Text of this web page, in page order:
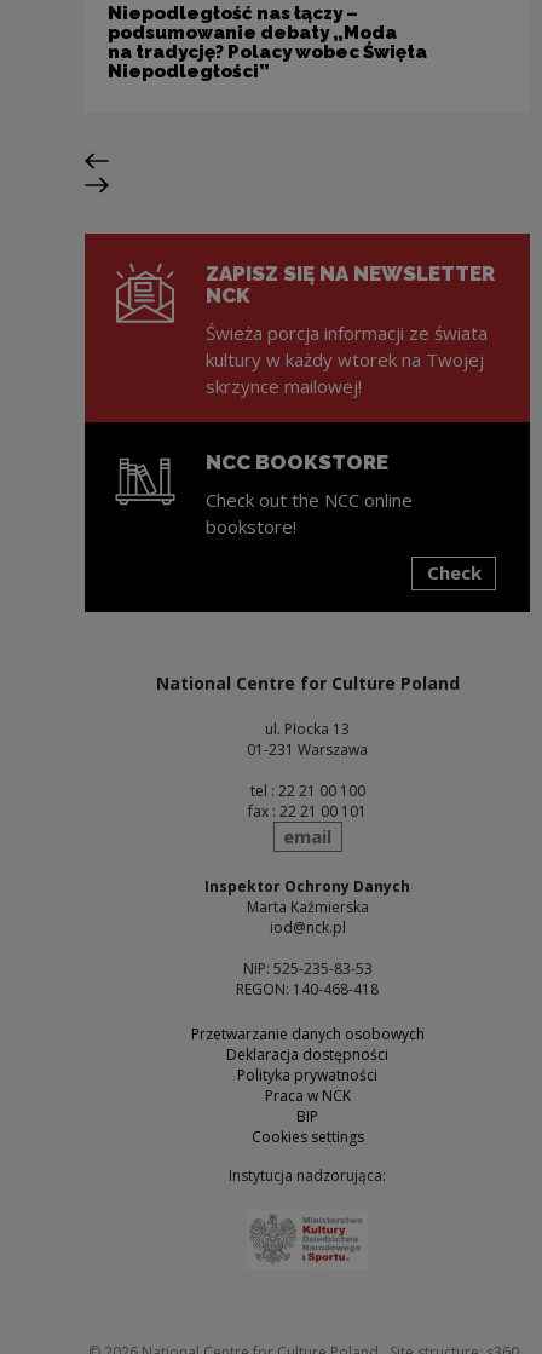
Niepodległość nas łączy –
podsumowanie debaty „Moda
na tradycję? Polacy wobec Święta
Niepodległości”
Previous slide
Next slide
ZAPISZ SIĘ NA NEWSLETTER
NCK
Świeża porcja informacji ze świata
kultury w każdy wtorek na Twojej
skrzynce mailowej!
NCC BOOKSTORE
Check out the NCC online
bookstore!
Check
National Centre for Culture Poland
ul. Płocka 13
01-231 Warszawa
tel : 22 21 00 100
fax : 22 21 00 101
send
email
Inspektor Ochrony Danych
Marta Kaźmierska
iod@nck.pl
NIP: 525-235-83-53
REGON: 140-468-418
Przetwarzanie danych osobowych
Deklaracja dostępności
Polityka prywatności
Praca w NCK
BIP
Cookies settings
Instytucja nadzorująca: